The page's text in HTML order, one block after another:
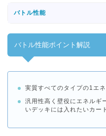
バトル性能
バトル性能ポイント解説
実質すべてのタイプの1エ
汎用性高く壁役にエネルギ
いデッキには入れたいカー